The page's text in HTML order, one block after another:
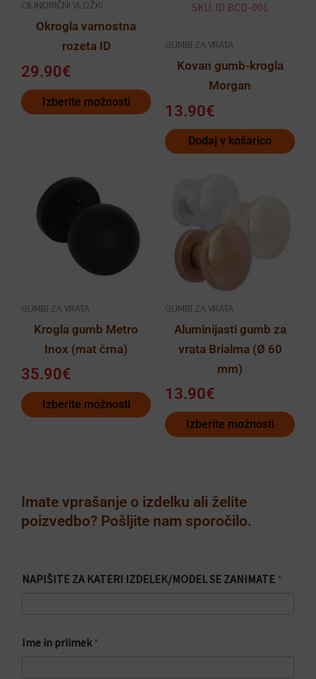
CILINDRIČNI VLOŽKI
Okrogla varnostna
rozeta ID
29.90€
Izberite možnosti
izberete
izdelka
SKU: ID.BCD-001
GUMBI ZA VRATA
Kovan gumb-krogla
Morgan
13.90€
Dodaj v košarico
GUMBI ZA VRATA
Krogla gumb Metro
Inox (mat črna)
35.90€
Izberite možnosti
izdelek
ima
izberete
strani
izdelka
GUMBI ZA VRATA
Aluminijasti gumb za
vrata Brialma (Ø 60
mm)
13.90€
Izberite možnosti
več
različic.
Možnosti
izberete
na
strani
Imate vprašanje o izdelku ali želite
poizvedbo? Pošljite nam sporočilo.
NAPIŠITE ZA KATERI IZDELEK/MODEL SE ZANIMATE *
rIme in priimek*